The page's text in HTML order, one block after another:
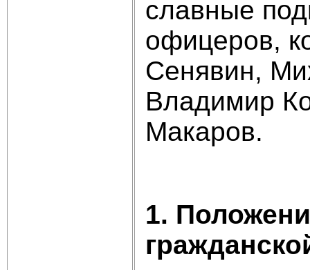
славные
офицеров,
Сенявин,
Владимир
Макаров.
1.